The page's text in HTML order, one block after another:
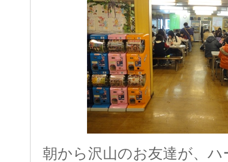
朝から沢山のお友達が、